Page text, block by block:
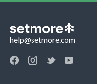
help@setmore.com